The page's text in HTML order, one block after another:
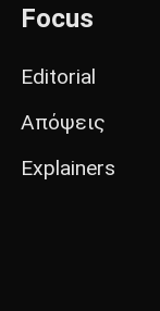
Focus
Editorial
Απόψεις
Explainers